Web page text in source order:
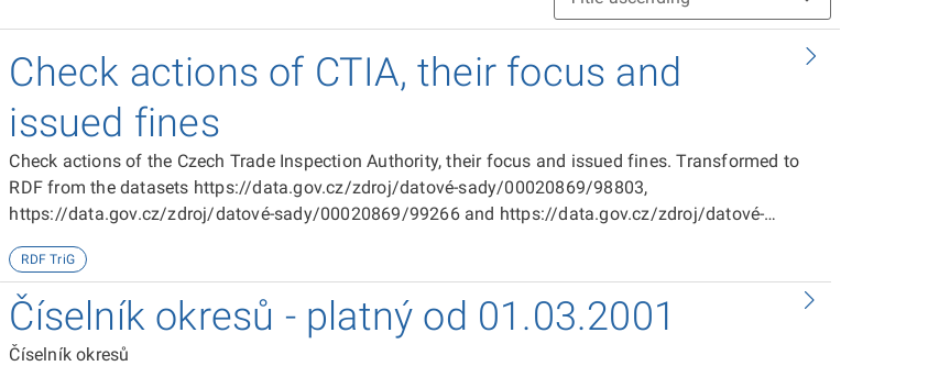
Check actions of CTIA, their focus and
issued fines
Check actions of the Czech Trade Inspection Authority, their focus and issued fines. Transformed to
RDF from the datasets https://data.gov.cz/zdroj/datové-sady/00020869/98803,
https://data.gov.cz/zdroj/datové-sady/00020869/99266 and https://data.gov.cz/zdroj/datové-
RDF TriG
Číselník okresů - platný od 01.03.2001
Číselník okresů